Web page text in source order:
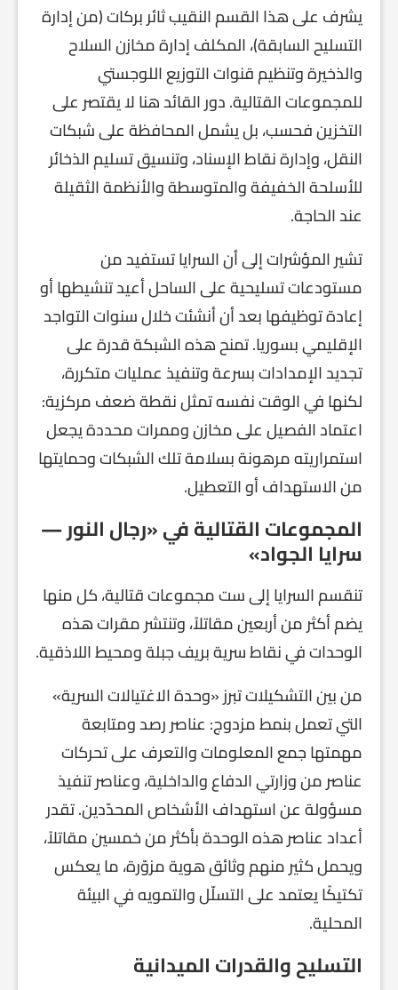
يشرف على هذا القسم النقيب ثائر بركات (من إدارة
التسليح السابقة)، المكلف إدارة مخازن السلاح
والذخيرة وتنظيم قنوات التوزيع اللوجستي
للمجموعات القتالية. دور القائد هنا لا يقتصر على
التخزين فحسب، بل يشمل المحافظة على شبكات
النقل، وإدارة نقاط الإسناد، وتنسيق تسليم الذخائر
للأسلحة الخفيفة والمتوسطة والأنظمة الثقيلة
عند الحاجة.
تشير المؤشرات إلى أن السرايا تستفيد من
مستودعات تسليحية على الساحل أعيد تنشيطها أو
إعادة توظيفها بعد أن أنشئت خلال سنوات التواجد
الإقليمي بسوريا. تمنح هذه الشبكة قدرة على
تجديد الإمدادات بسرعة وتنفيذ عمليات متكررة،
لكنها في الوقت نفسه تمثل نقطة ضعف مركزية:
اعتماد الفصيل على مخازن وممرات محددة يجعل
استمراريته مرهونة بسلامة تلك الشبكات وحمايتها
من الاستهداف أو التعطيل.
المجموعات القتالية في «رجال النور —
سرايا الجواد»
تنقسم السرايا إلى ست مجموعات قتالية، كل منها
يضم أكثر من أربعين مقاتلاً، وتنتشر مقرات هذه
الوحدات في نقاط سرية بريف جبلة ومحيط اللاذقية.
من بين التشكيلات تبرز «وحدة الاغتيالات السرية»
التي تعمل بنمط مزدوج: عناصر رصد ومتابعة
مهمتها جمع المعلومات والتعرف على تحركات
عناصر من وزارتي الدفاع والداخلية، وعناصر تنفيذ
مسؤولة عن استهداف الأشخاص المحدّدين. تقدر
أعداد عناصر هذه الوحدة بأكثر من خمسين مقاتلاً،
ويحمل كثير منهم وثائق هوية مزوّرة، ما يعكس
تكتيكًا يعتمد على التسلّل والتمويه في البيئة
المحلية.
التسليح والقدرات الميدانية